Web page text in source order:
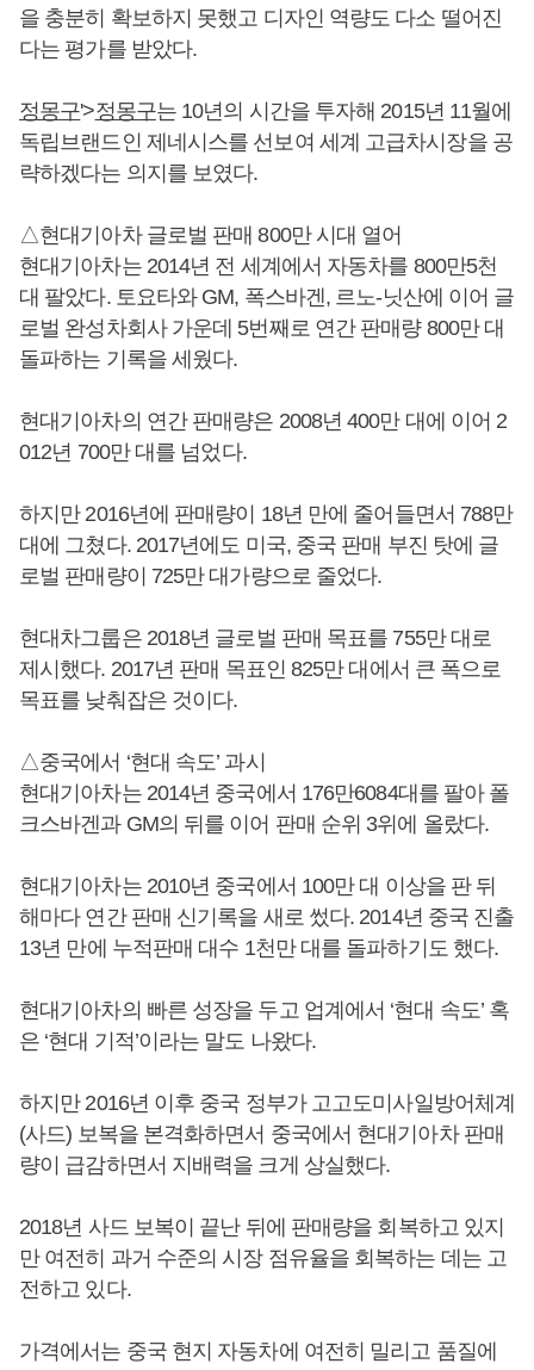
을 충분히 확보하지 못했고 디자인 역량도 다소 떨어진
다는 평가를 받았다.
정몽구'>정몽구는 10년의 시간을 투자해 2015년 11월에
독립브랜드인 제네시스를 선보여 세계 고급차시장을 공
략하겠다는 의지를 보였다.
△현대기아차 글로벌 판매 800만 시대 열어
현대기아차는 2014년 전 세계에서 자동차를 800만5천
대 팔았다. 토요타와 GM, 폭스바겐, 르노-닛산에 이어 글
로벌 완성차회사 가운데 5번째로 연간 판매량 800만 대
돌파하는 기록을 세웠다.
현대기아차의 연간 판매량은 2008년 400만 대에 이어 2
012년 700만 대를 넘었다.
하지만 2016년에 판매량이 18년 만에 줄어들면서 788만
대에 그쳤다. 2017년에도 미국, 중국 판매 부진 탓에 글
로벌 판매량이 725만 대가량으로 줄었다.
현대차그룹은 2018년 글로벌 판매 목표를 755만 대로
제시했다. 2017년 판매 목표인 825만 대에서 큰 폭으로
목표를 낮춰잡은 것이다.
△중국에서 ‘현대 속도’ 과시
현대기아차는 2014년 중국에서 176만6084대를 팔아 폴
크스바겐과 GM의 뒤를 이어 판매 순위 3위에 올랐다.
현대기아차는 2010년 중국에서 100만 대 이상을 판 뒤
해마다 연간 판매 신기록을 새로 썼다. 2014년 중국 진출
13년 만에 누적판매 대수 1천만 대를 돌파하기도 했다.
현대기아차의 빠른 성장을 두고 업계에서 ‘현대 속도’ 혹
은 ‘현대 기적’이라는 말도 나왔다.
하지만 2016년 이후 중국 정부가 고고도미사일방어체계
(사드) 보복을 본격화하면서 중국에서 현대기아차 판매
량이 급감하면서 지배력을 크게 상실했다.
2018년 사드 보복이 끝난 뒤에 판매량을 회복하고 있지
만 여전히 과거 수준의 시장 점유율을 회복하는 데는 고
전하고 있다.
가격에서는 중국 현지 자동차에 여전히 밀리고 품질에